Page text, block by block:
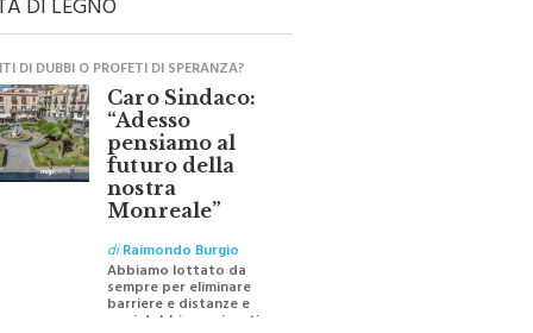
DI LEGNO
DI DUBBI O PROFETI DI SPERANZA?
Caro Sindaco:
“Adesso
pensiamo al
futuro della
nostra
Monreale”
diRaimondo Burgio
Abbiamo lottato da
sempre per eliminare
barriere e distanze e